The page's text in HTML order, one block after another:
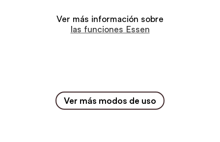
Ver más información sobre
las funciones Essen
Ver más modos de uso